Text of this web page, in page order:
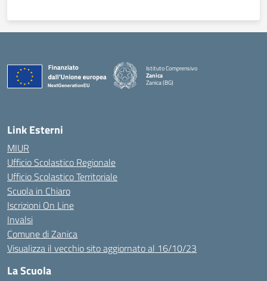
Istituto Comprensivo
Zanica
Zanica (BG)
Link Esterni
MIUR
Ufficio Scolastico Regionale
Ufficio Scolastico Territoriale
Scuola in Chiaro
Iscrizioni On Line
Invalsi
Comune di Zanica
Visualizza il vecchio sito aggiornato al 16/10/23
La Scuola